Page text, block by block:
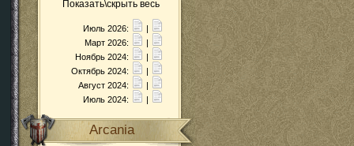
Показать\скрыть весь
Июль 2026:
|
Март 2026:
|
Ноябрь 2024:
|
Октябрь 2024:
|
Август 2024:
|
Июль 2024:
|
Arcania